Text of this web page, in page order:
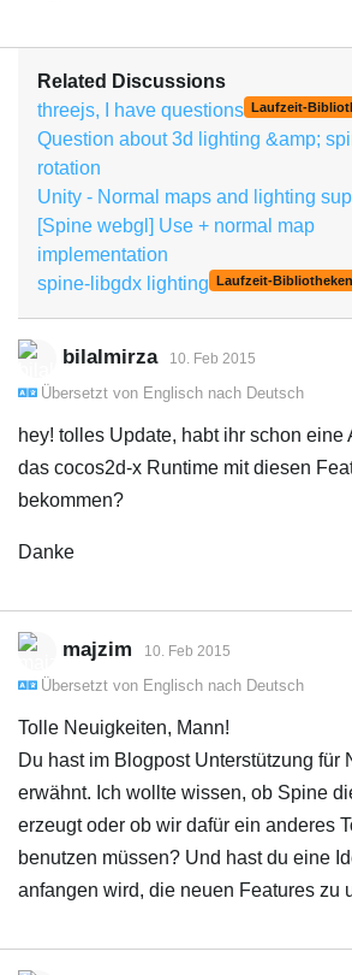
Related Discussions
threejs, I have questions Laufzeit-
Question about 3d lighting &amp;
rotation
Unity - Normal maps and lighting
[Spine webgl] Use + normal map
implementation
spine-libgdx lighting Laufzeit-Bibliotheken
bilalmirza 10. Feb 2015
Übersetzt von Englisch nach Deutsch
hey! tolles Update, habt ihr schon eine
das cocos2d-x Runtime mit diesen
bekommen?
Danke
majzim 10. Feb 2015
Übersetzt von Englisch nach Deutsch
Tolle Neuigkeiten, Mann!
Du hast im Blogpost Unterstützung für
erwähnt. Ich wollte wissen, ob Spine
erzeugt oder ob wir dafür ein anderes
benutzen müssen? Und hast du eine
anfangen wird, die neuen Features zu